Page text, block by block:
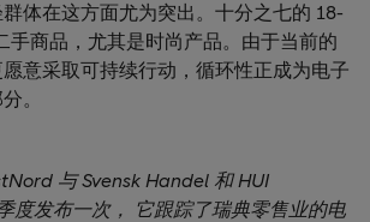
体在这方面尤为突出。十分之七的 18-
手商品，尤其是时尚产品。由于当前的
意采取可持续行动，循环性正成为电子
。
与 Svensk Handel 和 HUI
度发布一次， 它跟踪了瑞典零售业的电